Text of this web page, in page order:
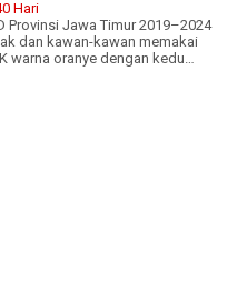
Hari
Provinsi Jawa Timur 2019–2024
dan kawan-kawan memakai
warna oranye dengan kedu…